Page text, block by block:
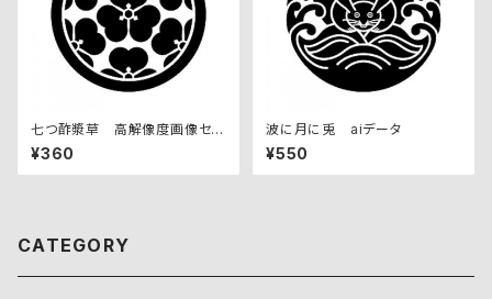
七つ酢漿草 高解像度画像セッ
ト
¥360
波に月に兎 aiデータ
¥550
CATEGORY